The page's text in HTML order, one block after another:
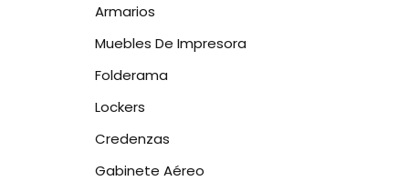
Armarios
Muebles De Impresora
Folderama
Lockers
Credenzas
Gabinete Aéreo